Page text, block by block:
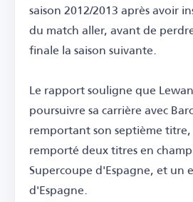
saison 2012/2013 après avoir
du match aller, avant de
finale la saison suivante.
Le rapport souligne que
poursuivre sa carrière avec
remportant son septième
remporté deux titres en
Supercoupe d'Espagne, et un
d'Espagne.